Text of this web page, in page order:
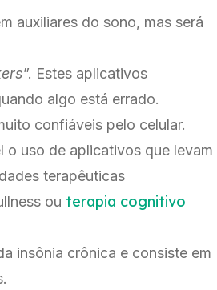
auxiliares do sono, mas será
”. Estes aplicativos
algo está errado.
confiáveis pelo celular.
o uso de aplicativos que levam
terapêuticas
ou terapia cognitivo
insônia crônica e consiste em